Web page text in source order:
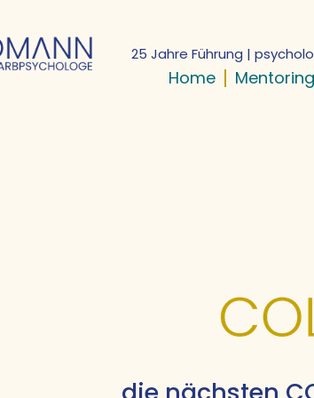
25 Jahre Führung |
Home Mentoring